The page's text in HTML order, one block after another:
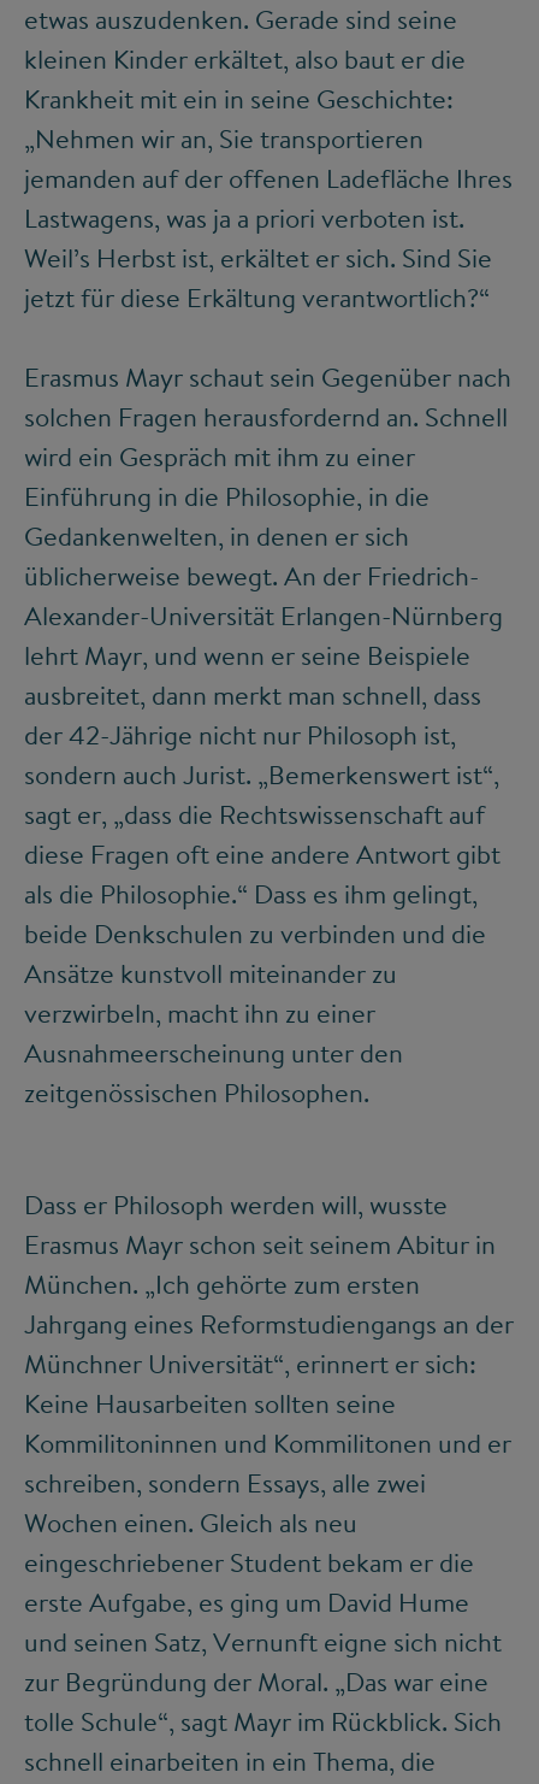
etwas auszudenken. Gerade sind seine
kleinen Kinder erkältet, also baut er die
Krankheit mit ein in seine Geschichte:
„Nehmen wir an, Sie transportieren
jemanden auf der offenen Ladefläche Ihres
Lastwagens, was ja a priori verboten ist.
Weil’s Herbst ist, erkältet er sich. Sind Sie
jetzt für diese Erkältung verantwortlich?“
Erasmus Mayr schaut sein Gegenüber nach
solchen Fragen herausfordernd an. Schnell
wird ein Gespräch mit ihm zu einer
Einführung in die Philosophie, in die
Gedankenwelten, in denen er sich
üblicherweise bewegt. An der Friedrich-
Alexander-Universität Erlangen-Nürnberg
lehrt Mayr, und wenn er seine Beispiele
ausbreitet, dann merkt man schnell, dass
der 42-Jährige nicht nur Philosoph ist,
sondern auch Jurist. „Bemerkenswert ist“,
sagt er, „dass die Rechtswissenschaft auf
diese Fragen oft eine andere Antwort gibt
als die Philosophie.“ Dass es ihm gelingt,
beide Denkschulen zu verbinden und die
Ansätze kunstvoll miteinander zu
verzwirbeln, macht ihn zu einer
Ausnahmeerscheinung unter den
zeitgenössischen Philosophen.
Dass er Philosoph werden will, wusste
Erasmus Mayr schon seit seinem Abitur in
München. „Ich gehörte zum ersten
Jahrgang eines Reformstudiengangs an der
Münchner Universität“, erinnert er sich:
Keine Hausarbeiten sollten seine
Kommilitoninnen und Kommilitonen und er
schreiben, sondern Essays, alle zwei
Wochen einen. Gleich als neu
eingeschriebener Student bekam er die
erste Aufgabe, es ging um David Hume
und seinen Satz, Vernunft eigne sich nicht
zur Begründung der Moral. „Das war eine
tolle Schule“, sagt Mayr im Rückblick. Sich
schnell einarbeiten in ein Thema, die